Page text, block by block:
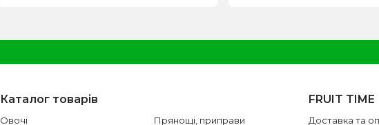
Каталог товарів
Овочі Прянощі, приправи
FRUIT TIME
Доставка та